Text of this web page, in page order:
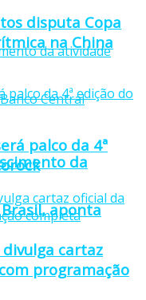
da
aponta
disputa Copa
na China
palco da 4ª
cartaz
programação